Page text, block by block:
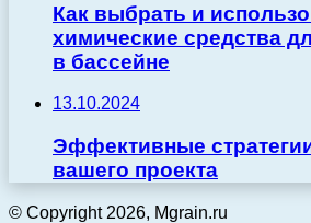
Как выбрать и
химические средства
в бассейне
13.10.2024
Эффективные
вашего проекта
© Copyright 2026, Mgrain.ru